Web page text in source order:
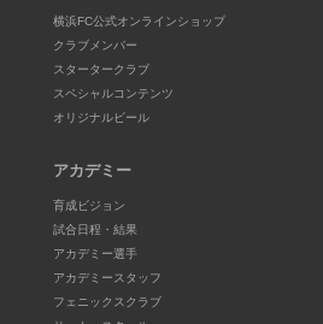
横浜FC公式オンラインショップ
クラブメンバー
スタータークラブ
スペシャルコンテンツ
オリジナルビール
アカデミー
育成ビジョン
試合日程・結果
アカデミー選手
アカデミースタッフ
フェニックスクラブ